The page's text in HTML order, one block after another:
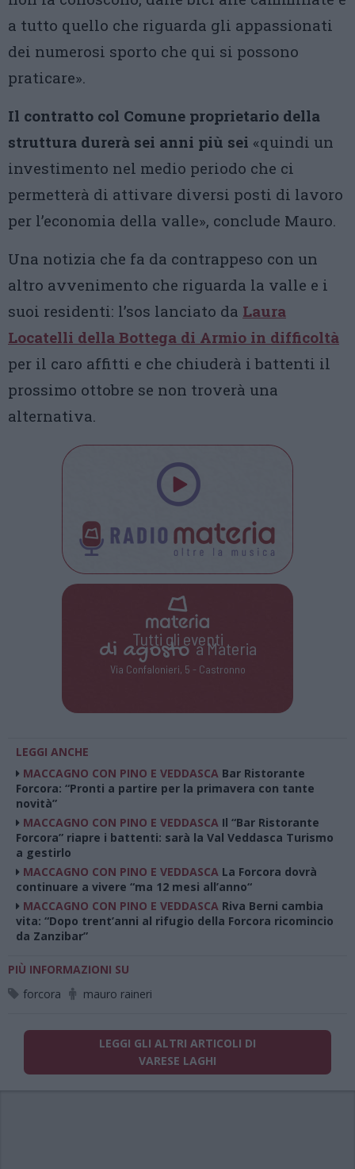
a tutto quello che riguarda gli appassionati
dei numerosi sporto che qui si possono
praticare».
Il contratto col Comune proprietario della
struttura durerà sei anni più sei «quindi un
investimento nel medio periodo che ci
permetterà di attivare diversi posti di lavoro
per l’economia della valle», conclude Mauro.
Una notizia che fa da contrappeso con un
altro avvenimento che riguarda la valle e i
suoi residenti: l’sos lanciato da Laura
Locatelli della Bottega di Armio in difficoltà
per il caro affitti e che chiuderà i battenti il
prossimo ottobre se non troverà una
alternativa.
Tutti gli eventi
di agostoa Materia
Via Confalonieri, 5 - Castronno
LEGGI ANCHE
MACCAGNO CON PINO E VEDDASCA Bar Ristorante
Forcora: “Pronti a partire per la primavera con tante
novità”
MACCAGNO CON PINO E VEDDASCA Il “Bar Ristorante
Forcora” riapre i battenti: sarà la Val Veddasca Turismo
a gestirlo
MACCAGNO CON PINO E VEDDASCA La Forcora dovrà
continuare a vivere “ma 12 mesi all’anno“
MACCAGNO CON PINO E VEDDASCA Riva Berni cambia
vita: “Dopo trent’anni al rifugio della Forcora ricomincio
da Zanzibar”
PIÙ INFORMAZIONI SU
forcora
mauro raineri
LEGGI GLI ALTRI ARTICOLI DI
VARESE LAGHI